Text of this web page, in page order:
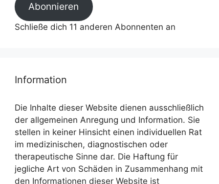
Abonnieren
Schließe dich 11 anderen Abonnenten an
Information
Die Inhalte dieser Website dienen ausschließlich
der allgemeinen Anregung und Information. Sie
stellen in keiner Hinsicht einen individuellen Rat
im medizinischen, diagnostischen oder
therapeutische Sinne dar. Die Haftung für
jegliche Art von Schäden in Zusammenhang mit
den Informationen dieser Website ist